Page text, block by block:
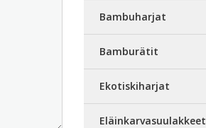
Bambuharjat
Bamburätit
Ekotiskiharjat
Eläinkarvasuulakkeet